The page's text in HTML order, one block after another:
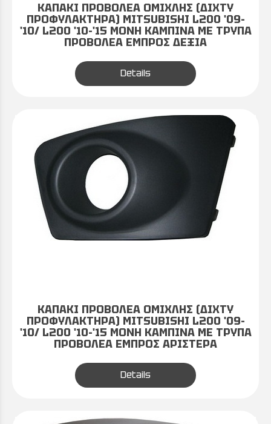
ΚΑΠΑΚΙ ΠΡΟΒΟΛΕΑ ΟΜΙΧΛΗΣ (ΔΙΧΤΥ
ΠΡΟΦΥΛΑΚΤΗΡΑ) MITSUBISHI L200 '09-
'10/ L200 '10-'15 ΜΟΝΗ ΚΑΜΠΙΝΑ ΜΕ ΤΡΥΠΑ
ΠΡΟΒΟΛΕΑ ΕΜΠΡΟΣ ΔΕΞΙΑ
Details
ΚΑΠΑΚΙ ΠΡΟΒΟΛΕΑ ΟΜΙΧΛΗΣ (ΔΙΧΤΥ
ΠΡΟΦΥΛΑΚΤΗΡΑ) MITSUBISHI L200 '09-
'10/ L200 '10-'15 ΜΟΝΗ ΚΑΜΠΙΝΑ ΜΕ ΤΡΥΠΑ
ΠΡΟΒΟΛΕΑ ΕΜΠΡΟΣ ΑΡΙΣΤΕΡΑ
Details